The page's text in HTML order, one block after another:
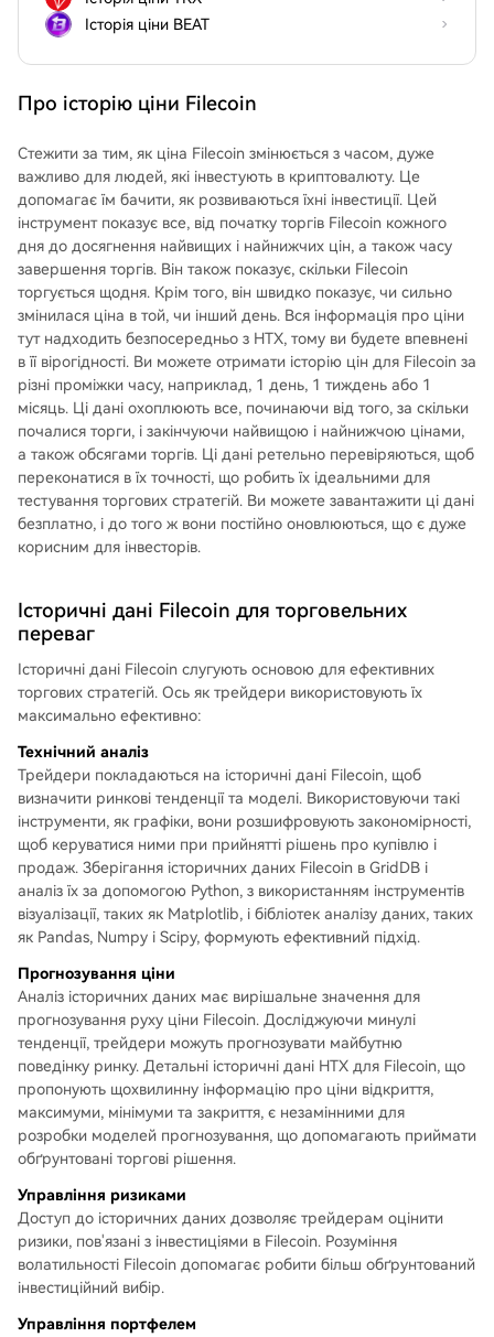
Історія ціни BEAT
Про історію ціни Filecoin
Стежити за тим, як ціна Filecoin змінюється з часом, дуже
важливо для людей, які інвестують в криптовалюту. Це
допомагає їм бачити, як розвиваються їхні інвестиції. Цей
інструмент показує все, від початку торгів Filecoin кожного
дня до досягнення найвищих і найнижчих цін, а також часу
завершення торгів. Він також показує, скільки Filecoin
торгується щодня. Крім того, він швидко показує, чи сильно
змінилася ціна в той, чи інший день. Вся інформація про ціни
тут надходить безпосередньо з HTX, тому ви будете впевнені
в її вірогідності. Ви можете отримати історію цін для Filecoin за
різні проміжки часу, наприклад, 1 день, 1 тиждень або 1
місяць. Ці дані охоплюють все, починаючи від того, за скільки
почалися торги, і закінчуючи найвищою і найнижчою цінами,
а також обсягами торгів. Ці дані ретельно перевіряються, щоб
переконатися в їх точності, що робить їх ідеальними для
тестування торгових стратегій. Ви можете завантажити ці дані
безплатно, і до того ж вони постійно оновлюються, що є дуже
корисним для інвесторів.
Історичні дані Filecoin для торговельних
переваг
Історичні дані Filecoin слугують основою для ефективних
торгових стратегій. Ось як трейдери використовують їх
максимально ефективно:
Технічний аналіз
Трейдери покладаються на історичні дані Filecoin, щоб
визначити ринкові тенденції та моделі. Використовуючи такі
інструменти, як графіки, вони розшифровують закономірності,
щоб керуватися ними при прийнятті рішень про купівлю і
продаж. Зберігання історичних даних Filecoin в GridDB і
аналіз їх за допомогою Python, з використанням інструментів
візуалізації, таких як Matplotlib, і бібліотек аналізу даних, таких
як Pandas, Numpy і Scipy, формують ефективний підхід.
Прогнозування ціни
Аналіз історичних даних має вирішальне значення для
прогнозування руху ціни Filecoin. Досліджуючи минулі
тенденції, трейдери можуть прогнозувати майбутню
поведінку ринку. Детальні історичні дані HTX для Filecoin, що
пропонують щохвилинну інформацію про ціни відкриття,
максимуми, мінімуми та закриття, є незамінними для
розробки моделей прогнозування, що допомагають приймати
обґрунтовані торгові рішення.
Управління ризиками
Доступ до історичних даних дозволяє трейдерам оцінити
ризики, пов'язані з інвестиціями в Filecoin. Розуміння
волатильності Filecoin допомагає робити більш обґрунтований
інвестиційний вибір.
Управління портфелем